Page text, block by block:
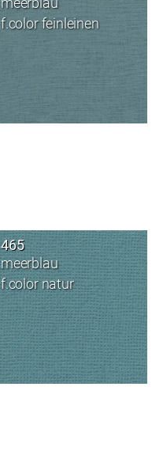
f.color feinleinen
465
meerblau
f.color natur